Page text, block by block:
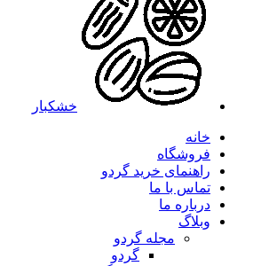
خشکبار
خانه
فروشگاه
راهنمای خرید گردو
تماس با ما
درباره ما
وبلاگ
مجله گردو
گردو